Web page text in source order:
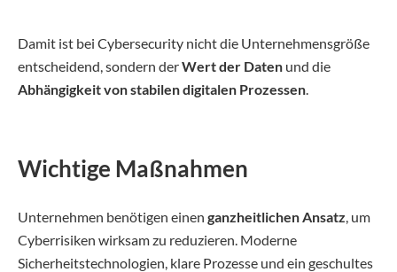
Damit ist bei Cybersecurity nicht die Unternehmensgröße
entscheidend, sondern derWert der Daten und die
Abhängigkeit von stabilen digitalen Prozessen.
Wichtige Maßnahmen
Unternehmen benötigen einen ganzheitlichen Ansatz, um
Cyberrisiken wirksam zu reduzieren. Moderne
Sicherheitstechnologien, klare Prozesse und ein geschultes